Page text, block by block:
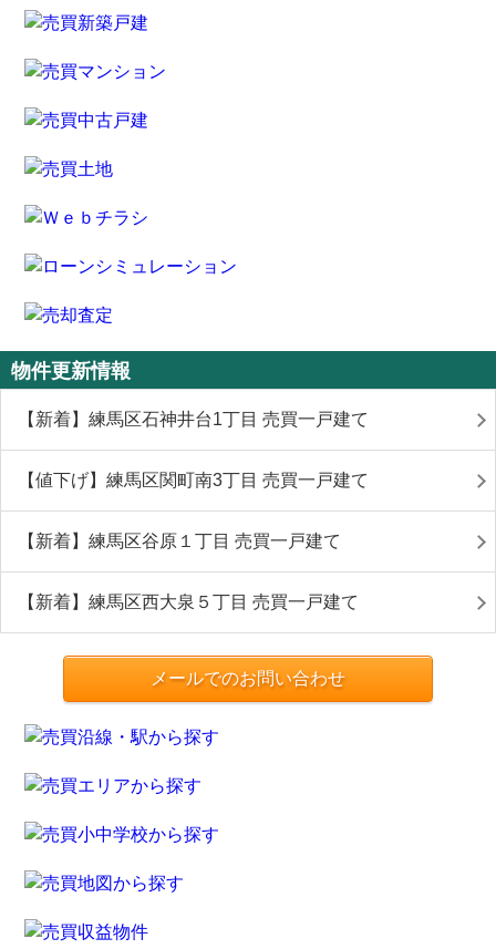
物件更新情報
【新着】練馬区石神井台1丁目 売買一戸建て
【値下げ】練馬区関町南3丁目 売買一戸建て
【新着】練馬区谷原１丁目 売買一戸建て
【新着】練馬区西大泉５丁目 売買一戸建て
メールでのお問い合わせ